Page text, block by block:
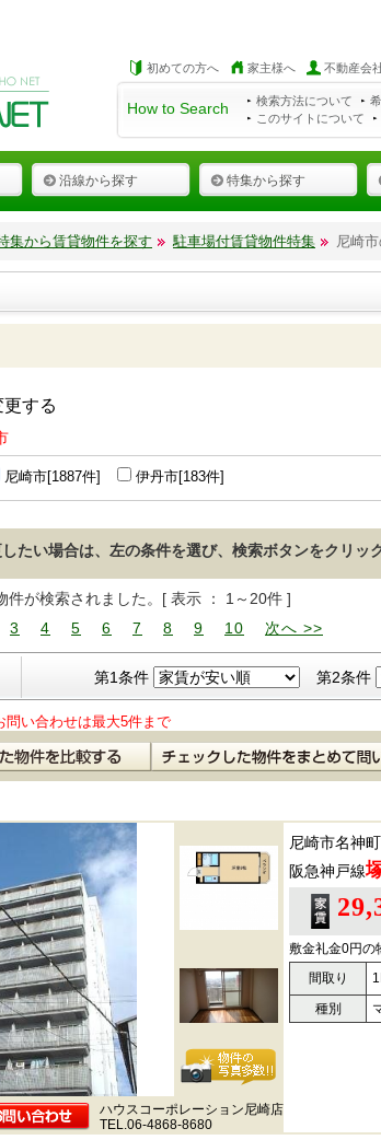
初めての方へ 家主様へ 不動産会
How to Search 検索方法について
このサイトについて
沿線から探す 特集から探す
集から賃貸物件を探す 駐車場付賃貸物件特集 尼崎
する
尼崎市[1887件] 伊丹市[183件]
たい場合は、左の条件を選び、検索ボタンをクリッ
件が検索されました。[ 表示 ： 1～20件 ]
3 4 5 6 7 8 9 10 次へ >>
第1条件 第2条件
い合わせは最大5件まで
尼崎市名神
阪急神戸線
敷金礼金0円の
間取り
種別
ハウスコーポレーション尼崎店
TEL.06-4868-8680